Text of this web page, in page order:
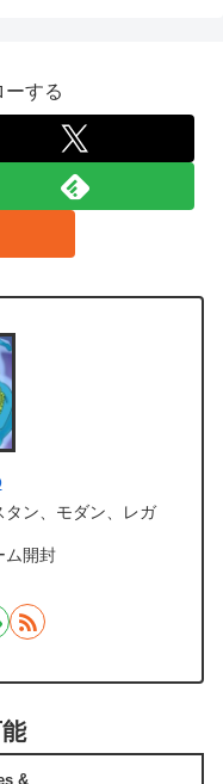
ーする
ン、モダン、レガ
ム開封
&